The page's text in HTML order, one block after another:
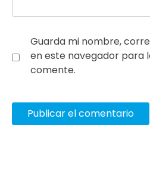
Guarda mi nombre,
en este navegador para
comente.